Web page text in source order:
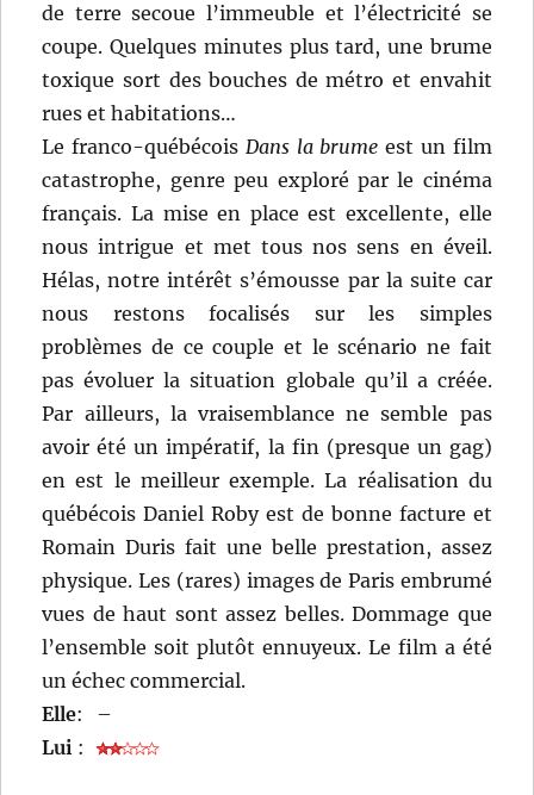
de terre secoue l’immeuble et l’électricité se
coupe. Quelques minutes plus tard, une brume
toxique sort des bouches de métro et envahit
rues et habitations…
Le franco-québécois Dans la brume est un film
catastrophe, genre peu exploré par le cinéma
français. La mise en place est excellente, elle
nous intrigue et met tous nos sens en éveil.
Hélas, notre intérêt s’émousse par la suite car
nous restons focalisés sur les simples
problèmes de ce couple et le scénario ne fait
pas évoluer la situation globale qu’il a créée.
Par ailleurs, la vraisemblance ne semble pas
avoir été un impératif, la fin (presque un gag)
en est le meilleur exemple. La réalisation du
québécois Daniel Roby est de bonne facture et
Romain Duris fait une belle prestation, assez
physique. Les (rares) images de Paris embrumé
vues de haut sont assez belles. Dommage que
l’ensemble soit plutôt ennuyeux. Le film a été
un échec commercial.
Elle:
–
Lui :